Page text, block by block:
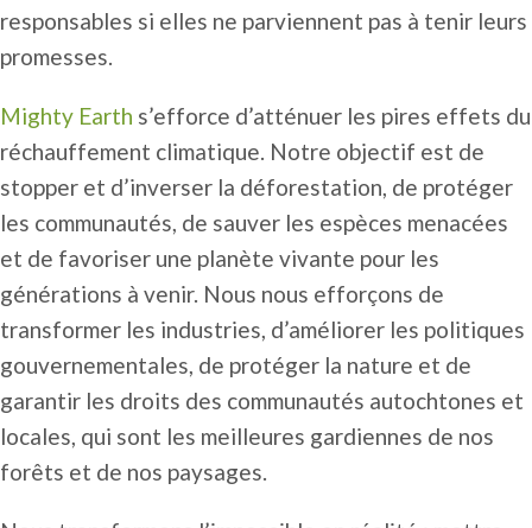
responsables si elles ne parviennent pas à tenir leurs
promesses.
Mighty Earth s’efforce d’atténuer les pires effets du
réchauffement climatique. Notre objectif est de
stopper et d’inverser la déforestation, de protéger
les communautés, de sauver les espèces menacées
et de favoriser une planète vivante pour les
générations à venir. Nous nous efforçons de
transformer les industries, d’améliorer les politiques
gouvernementales, de protéger la nature et de
garantir les droits des communautés autochtones et
locales, qui sont les meilleures gardiennes de nos
forêts et de nos paysages.